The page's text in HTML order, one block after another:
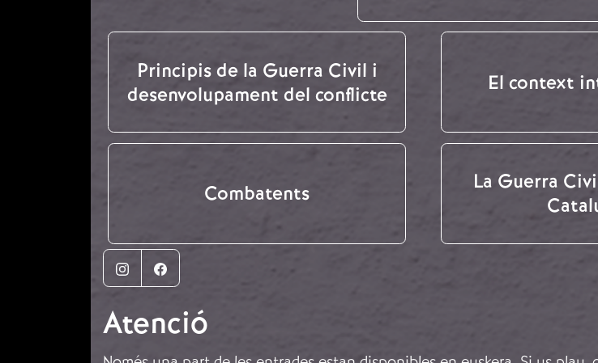
Principis de la Guerra Civil i
desenvolupament del conflicte
El context
Combatents
La Guerra
InstagramFacebook
Atenció